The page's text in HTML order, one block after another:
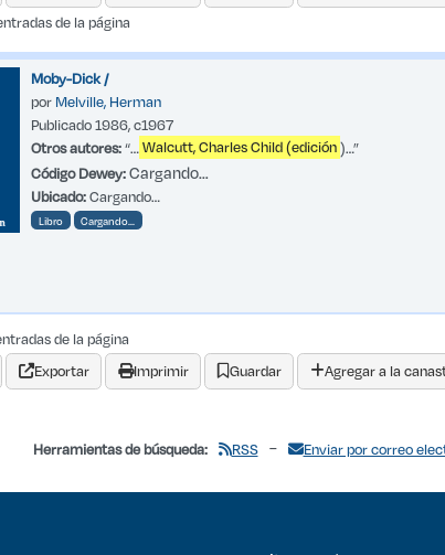
de la página
Moby-Dick /
por Melville, Herman
Publicado 1986, c1967
Otros autores:“…Walcutt, Charles Child (edición)…”
Código Dewey:Cargando…
Ubicado:Cargando…
Libro Cargando…
de la página
Exportar Imprimir Guardar Agregar a la
Herramientas de búsqueda: RSS Enviar por correo